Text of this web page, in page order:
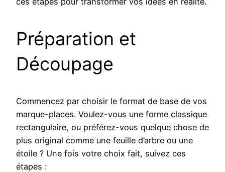
Préparation et
Découpage
Commencez par choisir le format de base de vos
marque-places. Voulez-vous une forme classique
rectangulaire, ou préférez-vous quelque chose de
plus original comme une feuille d’arbre ou une
étoile ? Une fois votre choix fait, suivez ces
étapes :